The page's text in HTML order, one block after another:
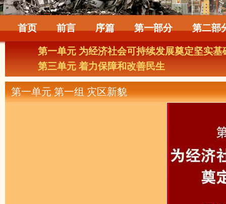
首页 前言 序篇 第一部分 第二部
第一单元 为经济社会可持续发展奠定坚实基
第三单元 着力保障和改善民生
第一单元 第一组 灾区新貌